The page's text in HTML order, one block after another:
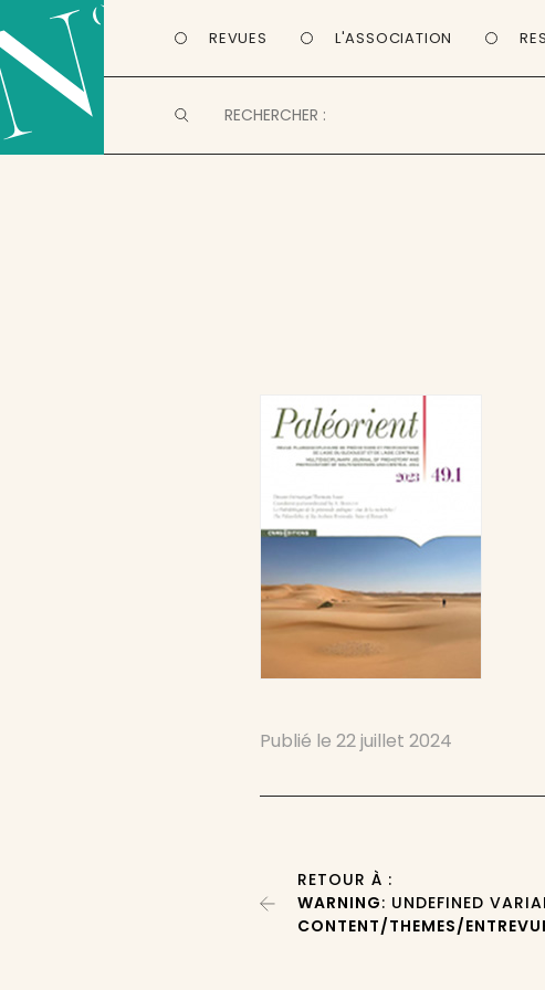
REVUES L'ASSOCIATION
Publié le22 juillet 2024
RETOUR À :
WARNING: UNDEFINED
CONTENT/THEMES/